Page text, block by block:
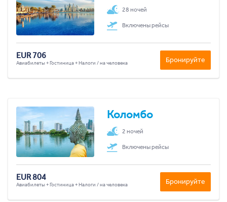
28 ночей
Включены рейсы
EUR 706
Авиабилеты + Гостиница + Налоги / на человека Бронируйте
Коломбо
2 ночей
Включены рейсы
EUR 804
Авиабилеты + Гостиница + Налоги / на человека Бронируйте